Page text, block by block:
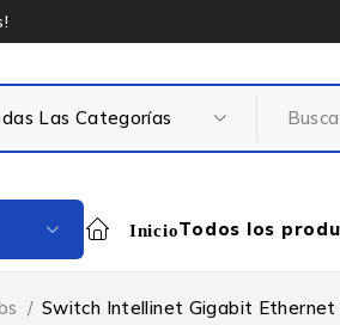
InicioTodos los
/ Switch Intellinet Gigabit Ethernet